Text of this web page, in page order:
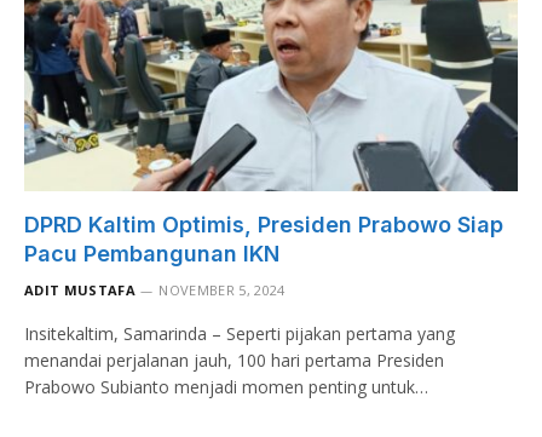
DPRD Kaltim Optimis, Presiden Prabowo Siap
Pacu Pembangunan IKN
ADIT MUSTAFA NOVEMBER 5, 2024
Insitekaltim, Samarinda – Seperti pijakan pertama yang
menandai perjalanan jauh, 100 hari pertama Presiden
Prabowo Subianto menjadi momen penting untuk…